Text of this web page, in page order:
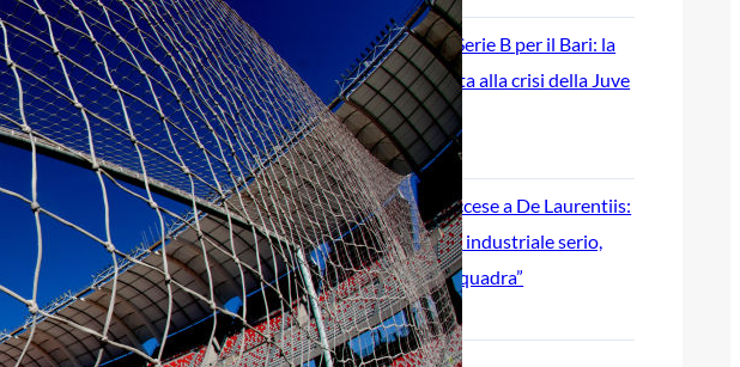
Ripescaggio in Serie B per il Bari: la
speranza è legata alla crisi della Juve
Stabia
28 Maggio 2026
Futuro Bari, Leccese a De Laurentiis:
“Serve un piano industriale serio,
non siamo una seconda squadra”
27 Maggio 2026